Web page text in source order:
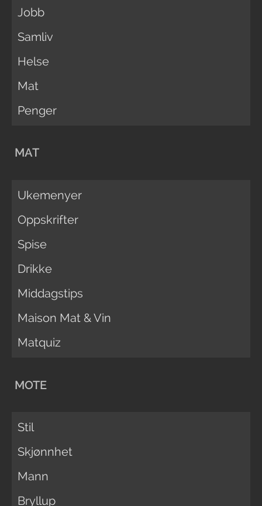
Jobb
Samliv
Helse
Mat
Penger
MAT
Ukemenyer
Oppskrifter
Spise
Drikke
Middagstips
Maison Mat & Vin
Matquiz
MOTE
Stil
Skjønnhet
Mann
Bryllup